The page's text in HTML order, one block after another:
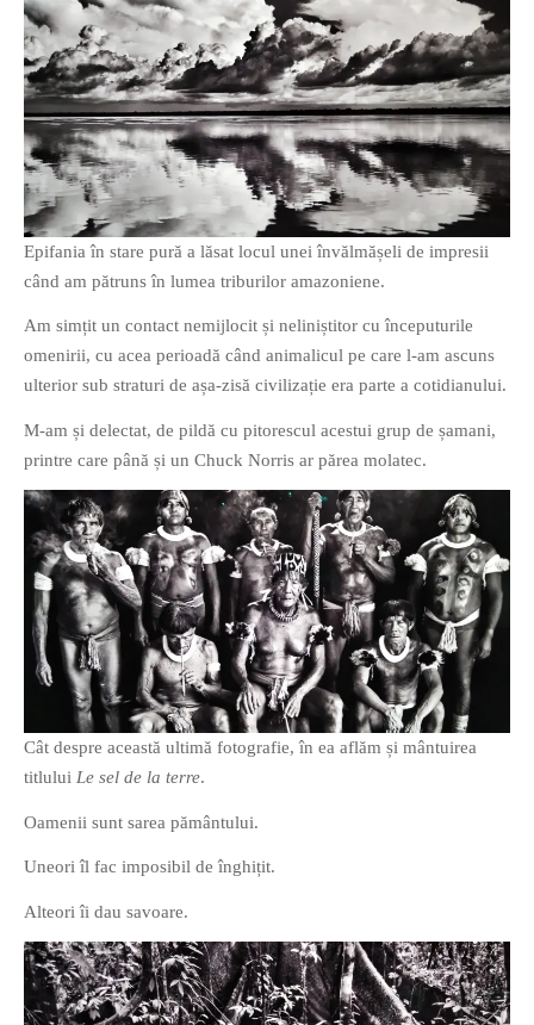
Epifania în stare pură a lăsat locul unei învălmășeli de impresii
când am pătruns în lumea triburilor amazoniene.
Am simțit un contact nemijlocit și neliniștitor cu începuturile
omenirii, cu acea perioadă când animalicul pe care l-am ascuns
ulterior sub straturi de așa-zisă civilizație era parte a cotidianului.
M-am și delectat, de pildă cu pitorescul acestui grup de șamani,
printre care până și un Chuck Norris ar părea molatec.
Cât despre această ultimă fotografie, în ea aflăm și mântuirea
titlului Le sel de la terre.
Oamenii sunt sarea pământului.
Uneori îl fac imposibil de înghițit.
Alteori îi dau savoare.